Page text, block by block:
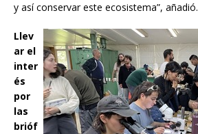
y así conservar este ecosistema”, añadió.
Llev
ar el
inter
és
por
las
brióf